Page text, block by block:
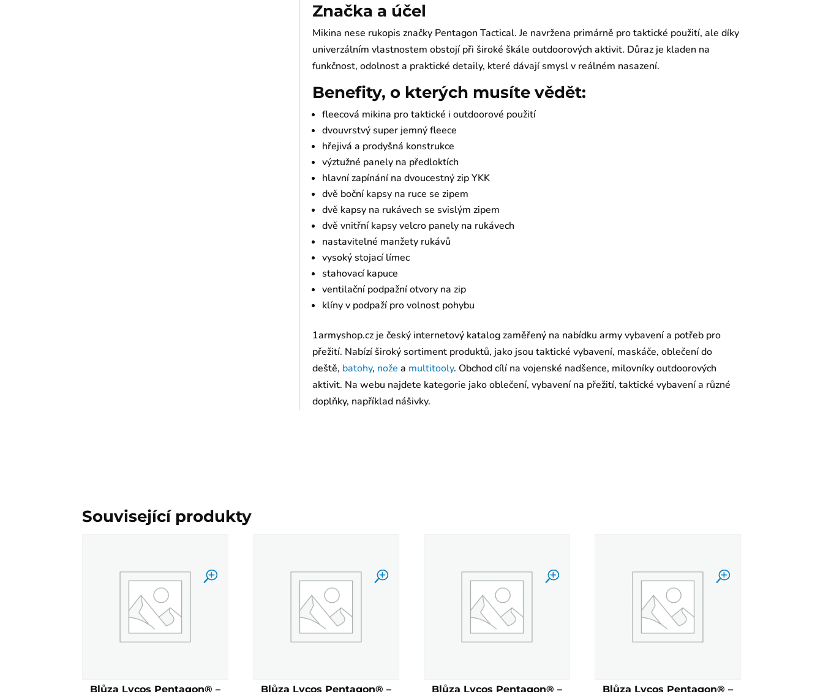
Značka a účel
Mikina nese rukopis značky Pentagon Tactical. Je navržena primárně pro taktické použití, ale díky
univerzálním vlastnostem obstojí při široké škále outdoorových aktivit. Důraz je kladen na
funkčnost, odolnost a praktické detaily, které dávají smysl v reálném nasazení.
Benefity, o kterých musíte vědět:
fleecová mikina pro taktické i outdoorové použití
dvouvrstvý super jemný fleece
hřejivá a prodyšná konstrukce
výztužné panely na předloktích
hlavní zapínání na dvoucestný zip YKK
dvě boční kapsy na ruce se zipem
dvě kapsy na rukávech se svislým zipem
dvě vnitřní kapsy velcro panely na rukávech
nastavitelné manžety rukávů
vysoký stojací límec
stahovací kapuce
ventilační podpažní otvory na zip
klíny v podpaží pro volnost pohybu
1armyshop.cz je český internetový katalog zaměřený na nabídku army vybavení a potřeb pro
přežití. Nabízí široký sortiment produktů, jako jsou taktické vybavení, maskáče, oblečení do
deště, batohy, nože a multitooly. Obchod cílí na vojenské nadšence, milovníky outdoorových
aktivit. Na webu najdete kategorie jako oblečení, vybavení na přežití, taktické vybavení a různé
doplňky, například nášivky.
Související produkty
Blůza Lycos Pentagon® –
Blůza Lycos Pentagon® –
Blůza Lycos Pentagon® –
Blůza Lycos Pentagon® –